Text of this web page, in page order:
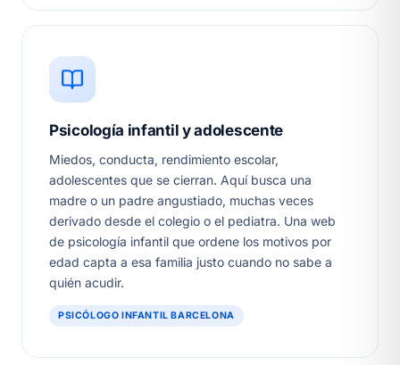
Psicología infantil y adolescente
Miedos, conducta, rendimiento escolar,
adolescentes que se cierran. Aquí busca una
madre o un padre angustiado, muchas veces
derivado desde el colegio o el pediatra. Una web
de psicología infantil que ordene los motivos por
edad capta a esa familia justo cuando no sabe a
quién acudir.
PSICÓLOGO INFANTIL BARCELONA